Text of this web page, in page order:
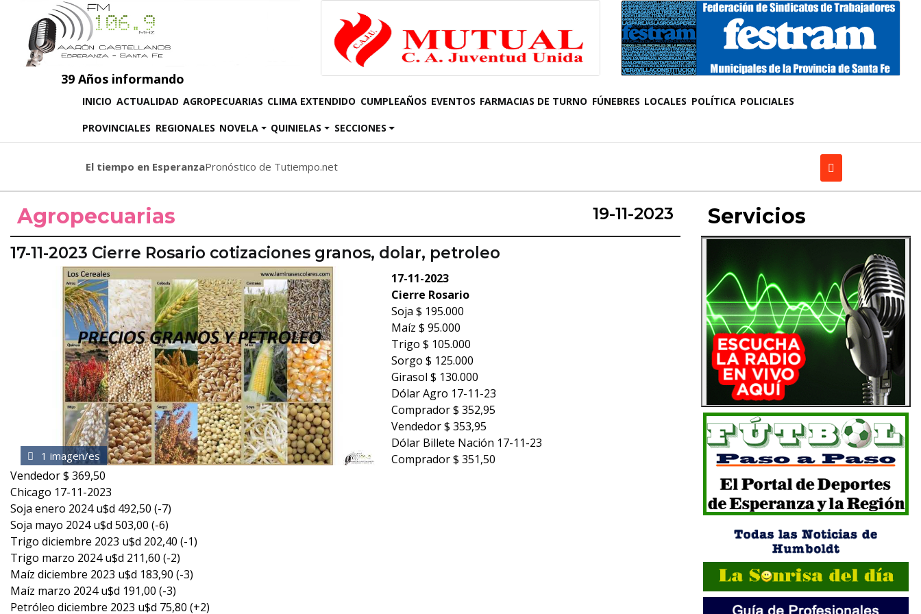
39 Años informando
INICIO (CURRENT)
ACTUALIDAD AGROPECUARIAS CLIMA EXTENDIDO CUMPLEAÑOS EVENTOS FARMACIAS DE TURNO FÚNEBRES LOCALES POLÍTICA POLICIALES
PROVINCIALES REGIONALES NOVELA QUINIELAS SECCIONES
El tiempo en EsperanzaPronóstico de Tutiempo.net
Agropecuarias 19-11-2023
17-11-2023 Cierre Rosario cotizaciones granos, dolar, petroleo
1 imagen/es
17-11-2023
Cierre Rosario
Soja $ 195.000
Maíz $ 95.000
Trigo $ 105.000
Sorgo $ 125.000
Girasol $ 130.000
Dólar Agro 17-11-23
Comprador $ 352,95
Vendedor $ 353,95
Dólar Billete Nación 17-11-23
Comprador $ 351,50
Vendedor $ 369,50
Chicago 17-11-2023
Soja enero 2024 u$d 492,50 (-7)
Soja mayo 2024 u$d 503,00 (-6)
Trigo diciembre 2023 u$d 202,40 (-1)
Trigo marzo 2024 u$d 211,60 (-2)
Maíz diciembre 2023 u$d 183,90 (-3)
Maíz marzo 2024 u$d 191,00 (-3)
Petróleo diciembre 2023 u$d 75,80 (+2)
Servicios